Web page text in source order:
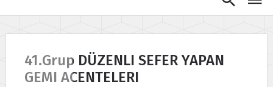
41.Grup DÜZENLI SEFER YAPAN
GEMI ACENTELERI